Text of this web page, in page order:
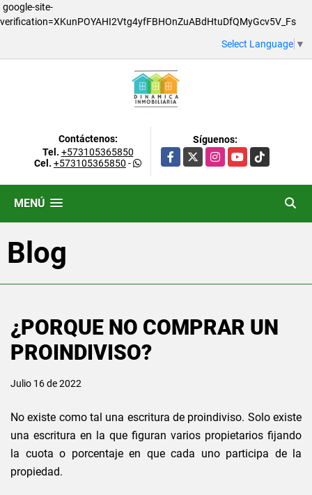
google-site-
verification=XKunPOYAHI2Vtg4yfFBHOnZuABdHtuDfQMyGcv5V_Fs
Select Language ▼
Contáctenos:
Tel. +573105365850
Cel. +573105365850 -
Síguenos:
Facebook
X InstagramYouTubeTikTok
MENÚ
Blog
¿PORQUE NO COMPRAR UN
PROINDIVISO?
Julio 16 de 2022
No existe como tal una escritura de proindiviso. Solo existe
una escritura en la que figuran varios propietarios fijando
la cuota o porcentaje en que cada uno participa de la
propiedad.